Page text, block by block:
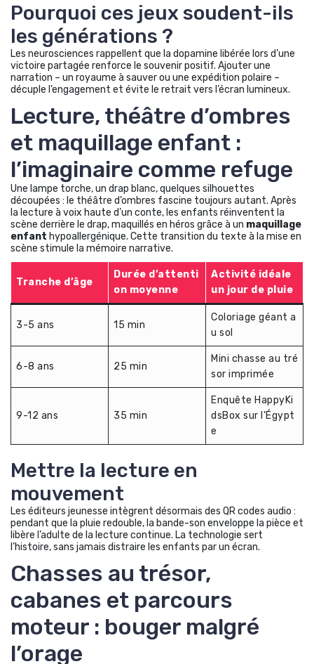
Pourquoi ces jeux soudent-ils
les générations ?
Les neurosciences rappellent que la dopamine libérée lors d’une
victoire partagée renforce le souvenir positif. Ajouter une
narration – un royaume à sauver ou une expédition polaire –
décuple l’engagement et évite le retrait vers l’écran lumineux.
Lecture, théâtre d’ombres
et maquillage enfant :
l’imaginaire comme refuge
Une lampe torche, un drap blanc, quelques silhouettes
découpées : le théâtre d’ombres fascine toujours autant. Après
la lecture à voix haute d’un conte, les enfants réinventent la
scène derrière le drap, maquillés en héros grâce à un maquillage
enfant hypoallergénique. Cette transition du texte à la mise en
scène stimule la mémoire narrative.
Tranche d’âge
Durée d’attenti
on moyenne
Activité idéale
un jour de pluie
3-5 ans 15 min
Coloriage géant a
u sol
6-8 ans 25 min
Mini chasse au tré
sor imprimée
9-12 ans 35 min
Enquête HappyKi
dsBox sur l’Égypt
e
Mettre la lecture en
mouvement
Les éditeurs jeunesse intègrent désormais des QR codes audio :
pendant que la pluie redouble, la bande-son enveloppe la pièce et
libère l’adulte de la lecture continue. La technologie sert
l’histoire, sans jamais distraire les enfants par un écran.
Chasses au trésor,
cabanes et parcours
moteur : bouger malgré
l’orage